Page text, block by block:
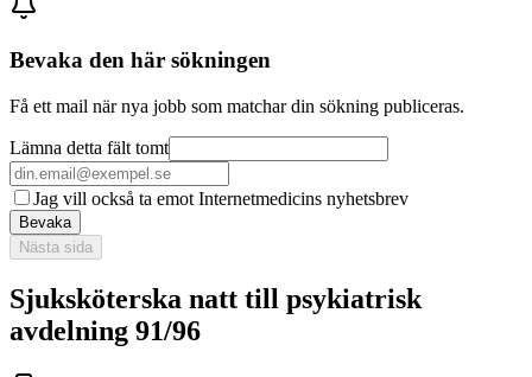
Bevaka den här sökningen
Få ett mail när nya jobb som matchar din sökning publiceras.
Lämna detta fält tomt
Jag vill också ta emot Internetmedicins nyhetsbrev
Bevaka
Nästa sida
Sjuksköterska natt till psykiatrisk
avdelning 91/96